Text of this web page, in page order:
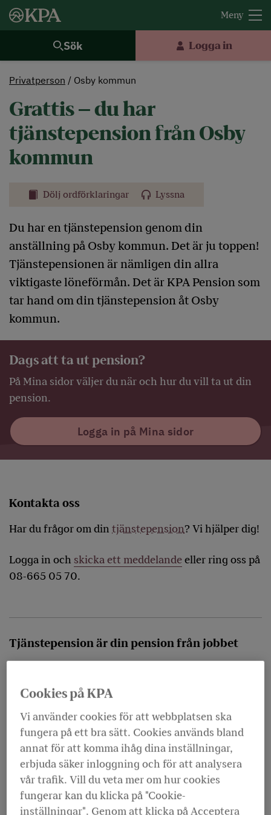
Sök Logga in
Privatperson Osby kommun
Grattis – du har
tjänstepension från Osby
kommun
Dölj ordförklaringar Lyssna
Du har en tjänstepension genom din
anställning på Osby kommun. Det är ju toppen!
Tjänstepensionen är nämligen din allra
viktigaste löneförmån. Det är KPA Pension som
tar hand om din tjänstepension åt Osby
kommun.
Dags att ta ut pension?
På Mina sidor väljer du när och hur du vill ta ut din
pension.
Logga in på Mina sidor
Kontakta oss
Har du frågor om din tjänstepension? Vi hjälper dig!
Logga in och skicka ett meddelandeeller ring oss på
08-665 05 70.
Tjänstepension är din pension från jobbet
Den kan bestå av två delar.
Cookies på KPA
Vi använder cookies för att webbplatsen ska
fungera på ett bra sätt. Cookies används bland
annat för att komma ihåg dina inställningar,
erbjuda säker inloggning och för att analysera
vår trafik. Vill du veta mer om hur cookies
fungerar kan du klicka på "Cookie-
inställningar". Genom att klicka på Acceptera